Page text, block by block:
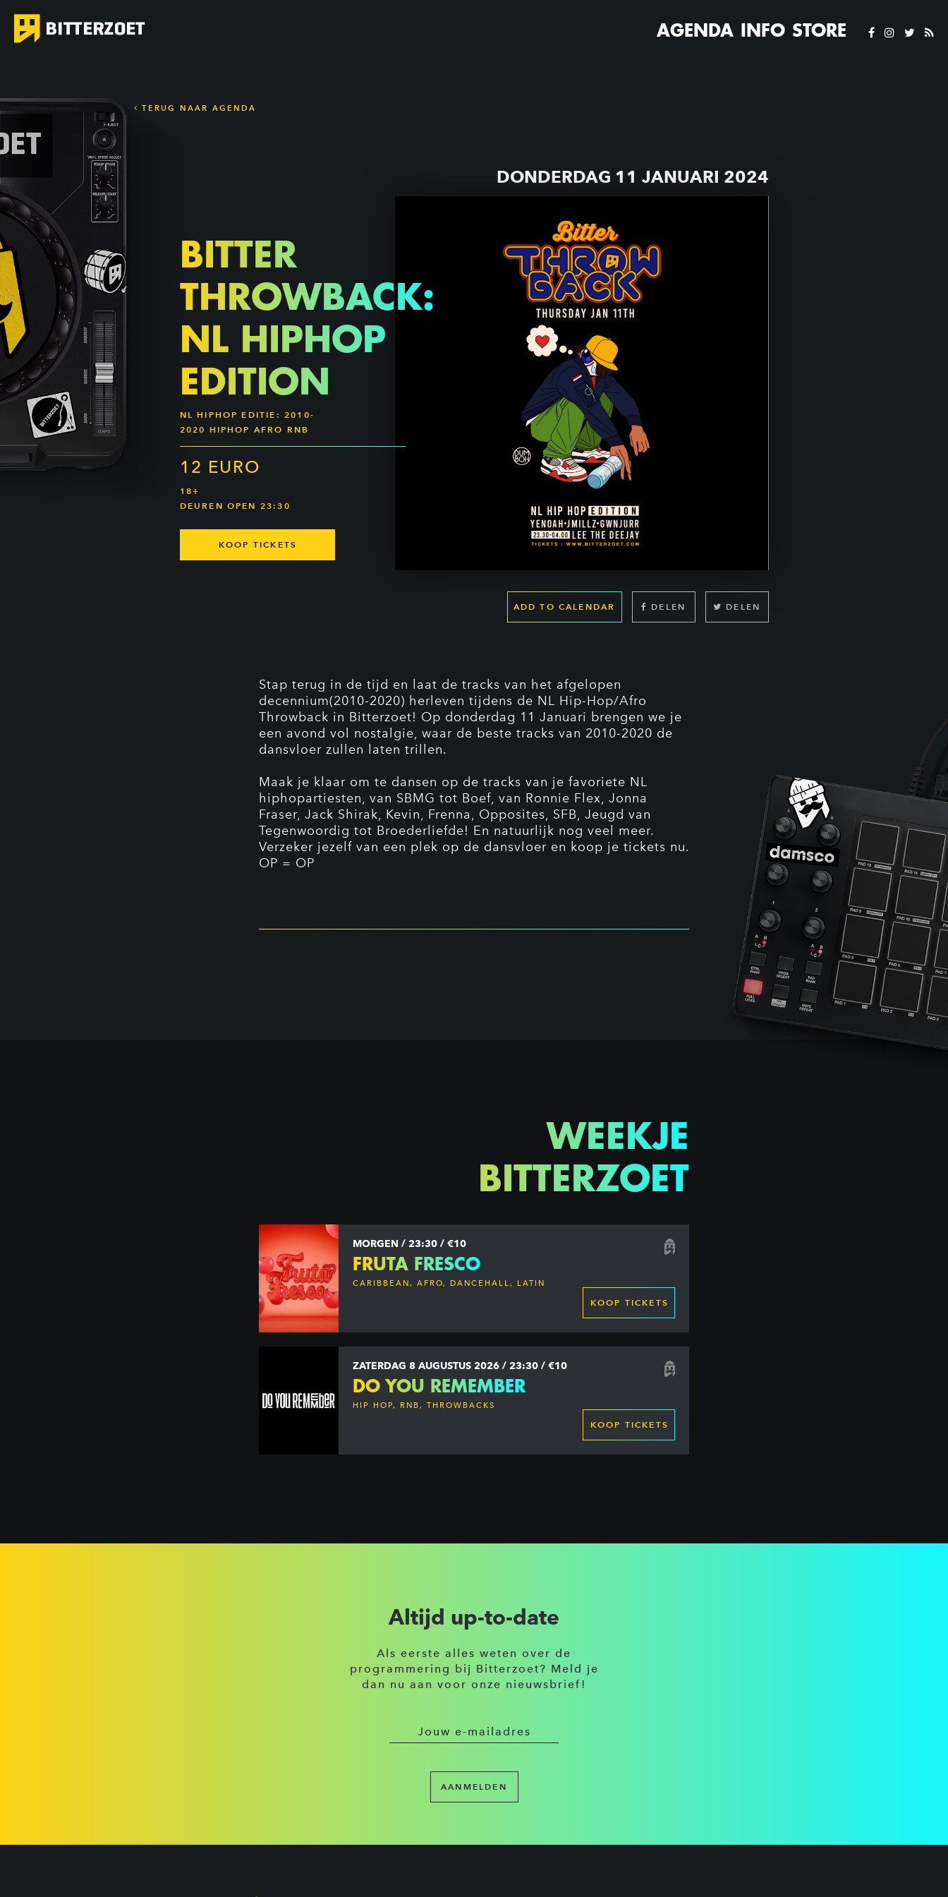
AGENDA INFO STORE
TERUG NAAR AGENDA
DONDERDAG 11 JANUARI 2024
ADD TO CALENDAR DELEN DELEN
BITTER
THROWBACK:
NL HIPHOP
EDITION
NL HIPHOP EDITIE: 2010-
2020 HIPHOP AFRO RNB
12 EURO
18+
DEUREN OPEN 23:30
KOOP TICKETS
Stap terug in de tijd en laat de tracks van het afgelopen
decennium(2010-2020) herleven tijdens de NL Hip-Hop/Afro
Throwback in Bitterzoet! Op donderdag 11 Januari brengen we je
een avond vol nostalgie, waar de beste tracks van 2010-2020 de
dansvloer zullen laten trillen.
Maak je klaar om te dansen op de tracks van je favoriete NL
hiphopartiesten, van SBMG tot Boef, van Ronnie Flex, Jonna
Fraser, Jack Shirak, Kevin, Frenna, Opposites, SFB, Jeugd van
Tegenwoordig tot Broederliefde! En natuurlijk nog veel meer.
Verzeker jezelf van een plek op de dansvloer en koop je tickets nu.
OP = OP
WEEKJE
BITTERZOET
MORGEN / 23:30 / €10
FRUTA FRESCO
CARIBBEAN, AFRO, DANCEHALL, LATIN
KOOP TICKETS
ZATERDAG 8 AUGUSTUS 2026 / 23:30 / €10
DO YOU REMEMBER
HIP HOP, RNB, THROWBACKS
KOOP TICKETS
Altijd up-to-date
Als eerste alles weten over de
programmering bij Bitterzoet? Meld je
dan nu aan voor onze nieuwsbrief!
AANMELDEN